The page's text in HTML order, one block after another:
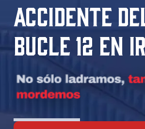
ACCIDENTE
BUCLE 12 EN